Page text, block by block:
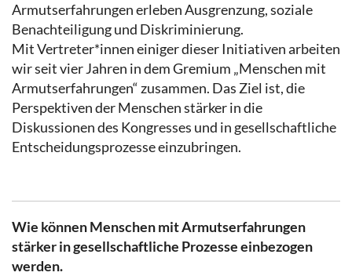
Armutserfahrungen erleben Ausgrenzung, soziale
Benachteiligung und Diskriminierung.
Mit Vertreter*innen einiger dieser Initiativen arbeiten
wir seit vier Jahren in dem Gremium „Menschen mit
Armutserfahrungen“ zusammen. Das Ziel ist, die
Perspektiven der Menschen stärker in die
Diskussionen des Kongresses und in gesellschaftliche
Entscheidungsprozesse einzubringen.
Wie können Menschen mit Armutserfahrungen
stärker in gesellschaftliche Prozesse einbezogen
werden.